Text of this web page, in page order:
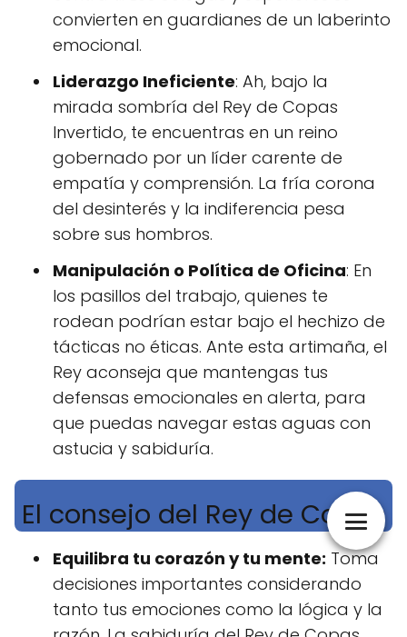
convierten en guardianes de un laberinto
emocional.
Liderazgo Ineficiente: Ah, bajo la
mirada sombría del Rey de Copas
Invertido, te encuentras en un reino
gobernado por un líder carente de
empatía y comprensión. La fría corona
del desinterés y la indiferencia pesa
sobre sus hombros.
Manipulación o Política de Oficina: En
los pasillos del trabajo, quienes te
rodean podrían estar bajo el hechizo de
tácticas no éticas. Ante esta artimaña, el
Rey aconseja que mantengas tus
defensas emocionales en alerta, para
que puedas navegar estas aguas con
astucia y sabiduría.
El consejo del Rey de Copas
Equilibra tu corazón y tu mente: Toma
decisiones importantes considerando
tanto tus emociones como la lógica y la